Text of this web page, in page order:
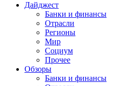
Дайджест
Банки и финансы
Отрасли
Регионы
Мир
Социум
Прочее
Обзоры
Банки и финансы